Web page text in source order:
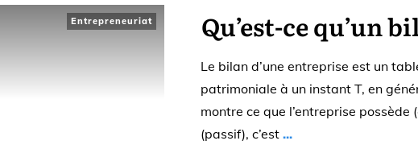
Entrepreneuriat Qu’est-ce qu’un
Le bilan d’une entreprise est un
patrimoniale à un instant T, en
montre ce que l’entreprise possède
(passif), c’est ...